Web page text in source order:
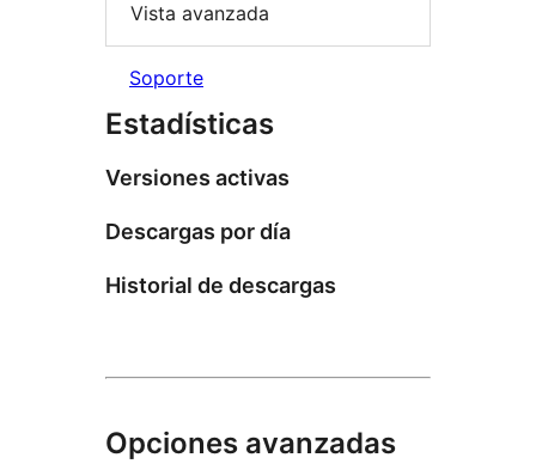
Vista avanzada
Soporte
Estadísticas
Versiones activas
Descargas por día
Historial de descargas
Opciones avanzadas